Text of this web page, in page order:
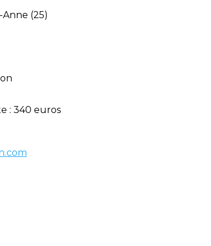
Anne (25)
: 340 euros